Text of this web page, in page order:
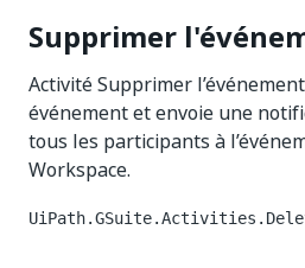
Supprimer
Activité Supprimer
événement et envoie une
tous les participants à
Workspace.